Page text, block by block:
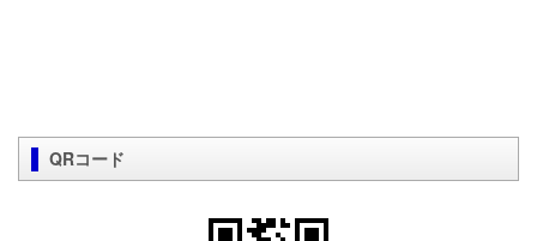
QRコード